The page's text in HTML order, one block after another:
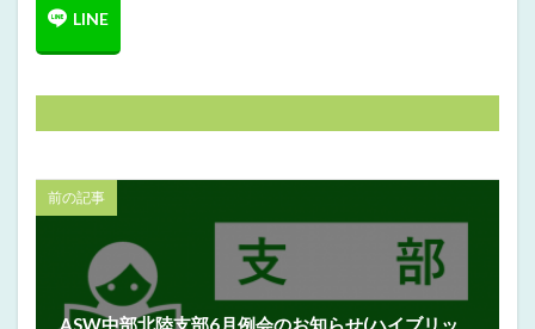
前の記事
ASW中部北陸支部6月例会のお知らせ(ハイブリッ